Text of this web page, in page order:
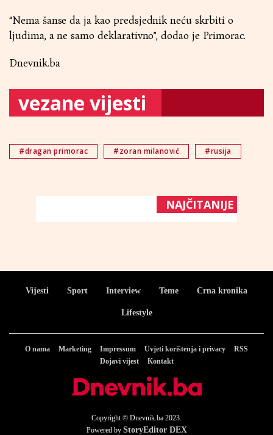
“Nema šanse da ja kao predsjednik neću skrbiti o
ljudima, a ne samo deklarativno”, dodao je Primorac.
Dnevnik.ba
vezane vijesti
#dragan primorac #zoran milanović #rusija
NAJČITANIJE
Vijesti Sport Interview Teme Crna kronika
Lifestyle
O nama Marketing Impressum Uvjeti korištenja i privacy
RSS
Dojavi vijest
Kontakt
Copyright © Dnevnik.ba 2023.
Powered by StoryEditor DEX